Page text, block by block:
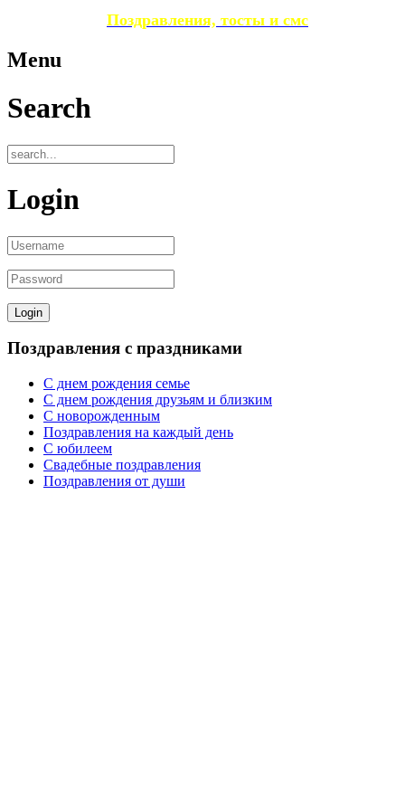
Поздравления, тосты и смс
Menu
Search
Login
Поздравления с праздниками
С днем рождения семье
С днем рождения друзьям и близким
C новорожденным
Поздравления на каждый день
С юбилеем
Свадебные поздравления
Поздравления от души